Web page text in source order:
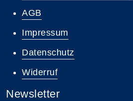
AGB
Impressum
Datenschutz
Widerruf
Newsletter